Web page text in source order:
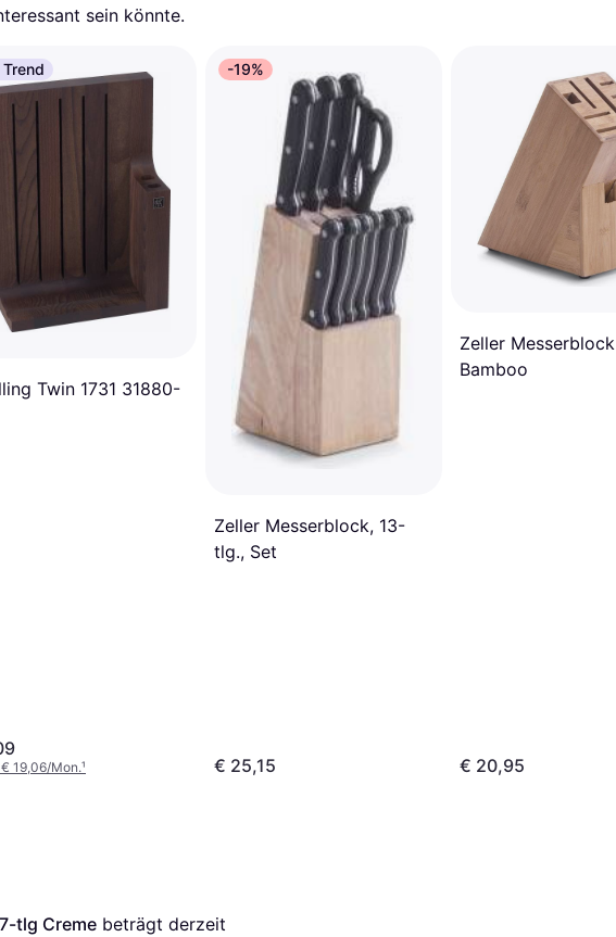
sein könnte.
Trend
Twin 1731 31880-
19,06/Mon.¹
-19%
Zeller Messerblock, 13-
tlg., Set
€ 25,15
Zeller Messerblock
Bamboo
€ 20,95
tlg Creme